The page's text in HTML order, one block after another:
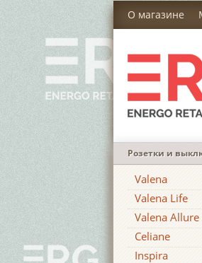
О магазине
Розетки и
Valena
Valena Life
Valena Allure
Celiane
Inspira